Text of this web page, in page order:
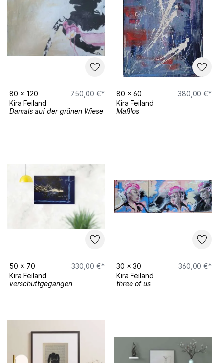
80 x 120
750,00 €*
Kira Feiland
Damals auf der grünen Wiese
80 x 60
380,00 €*
Kira Feiland
Maßlos
50 x 70
330,00 €*
Kira Feiland
verschüttgegangen
30 x 30
360,00 €*
Kira Feiland
three of us